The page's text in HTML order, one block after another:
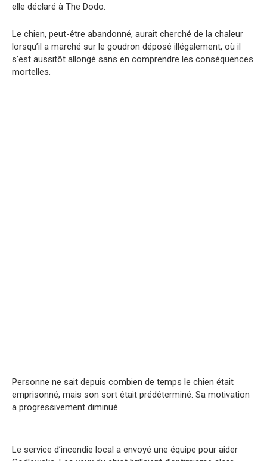
elle déclaré à The Dodo.
Le chien, peut-être abandonné, aurait cherché de la chaleur
lorsqu’il a marché sur le goudron déposé illégalement, où il
s’est aussitôt allongé sans en comprendre les conséquences
mortelles.
Personne ne sait depuis combien de temps le chien était
emprisonné, mais son sort était prédéterminé. Sa motivation
a progressivement diminué.
Le service d’incendie local a envoyé une équipe pour aider